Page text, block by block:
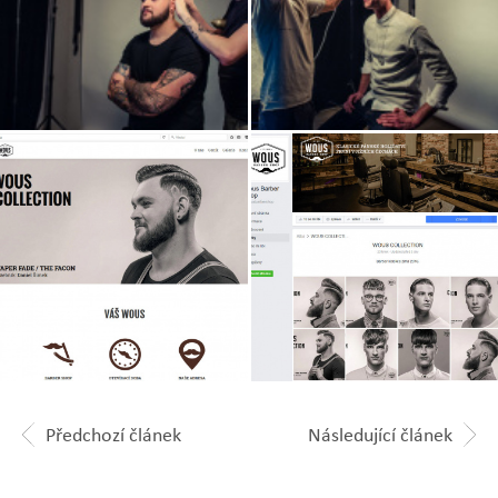
Zobrazit
fotografii
Zobrazit
fotografii
fotografii
fotografii
Předchozí článek Následující článek